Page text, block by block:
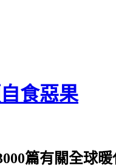
食惡果
篇有關全球